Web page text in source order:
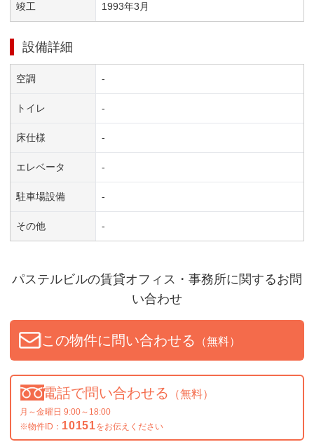
竣工 1993年3 月
設備詳細
空調 -
トイレ -
床仕様 -
エレベータ -
駐車場設備 -
その他 -
パステルビルの賃貸オフィス・事務所に関するお問
い合わせ
この物件に問い合わせる （無料）
電話で問い合わせる （無料）
月～金曜日 9:00～18:00
※物件ID： 10151をお伝えください